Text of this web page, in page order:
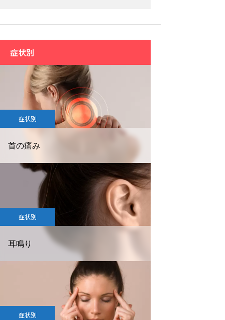
症状別
症状別
首の痛み
症状別
耳鳴り
症状別